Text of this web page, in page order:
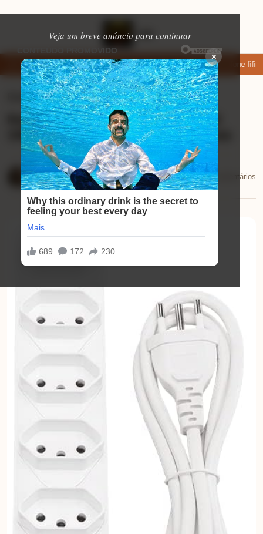
Veja um breve anúncio para continuar
×
apps de namoro que permitem enviar fotos e vídeos Microfone fifine
Eletrônicos ⏱ 8 min de leitura
Review Filtro de Linha Intelbras EPE
1006: Proteção e Estilo para Sua Casa
Mariana Souza
25/11/2025
📅 25/11/2025💬 0 comentários